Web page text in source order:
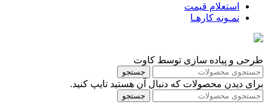
استعلام قیمت
نمـونه کارهـا
طرحی و پیاده سازی توسط کاوت
جستجو
برای دیدن محصولات که دنبال آن هستید تایپ کنید.
جستجو